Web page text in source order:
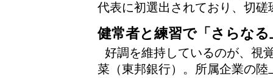
代表に初選出されており、切
健常者と練習で「さらな
好調を維持しているのが、視
菜（東邦銀行）。所属企業の